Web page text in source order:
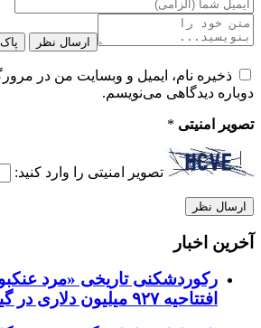
ارسال نظر
ذخیره نام، ایمیل و وبسایت من در
دوباره دیدگاهی می‌نویسم.
تصویر امنیتی *
تصویر امنیتی را وارد کنید:
آخرین اخبار
رکوردشکنی تاریخی «مرد
افتتاحیه ۹۲۷ میلیون دلاری در گیشه جهانی